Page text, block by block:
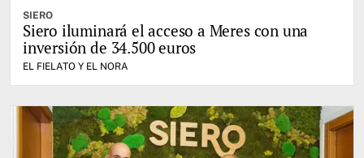
SIERO
Siero iluminará el acceso a Meres con una
inversión de 34.500 euros
EL FIELATO Y EL NORA